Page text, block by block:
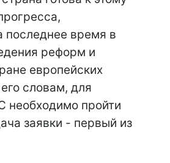
последнее время в
реформ и
европейских
словам, для
необходимо пройти
заявки - первый из